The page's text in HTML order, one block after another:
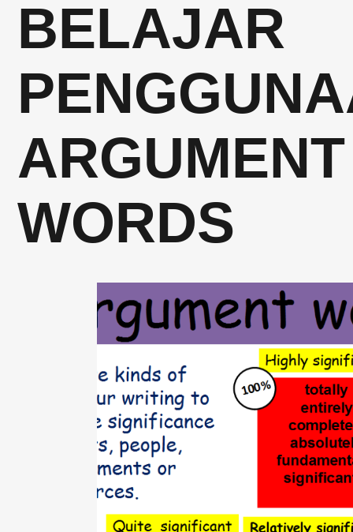
BELAJAR
ARGUMENT
WORDS